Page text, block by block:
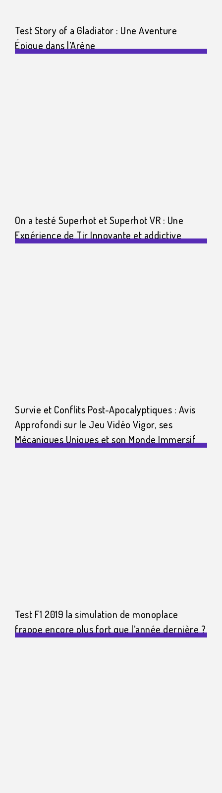
Test Story of a Gladiator : Une Aventure
Épique dans l’Arène
On a testé Superhot et Superhot VR : Une
Expérience de Tir Innovante et addictive
Survie et Conflits Post-Apocalyptiques : Avis
Approfondi sur le Jeu Vidéo Vigor, ses
Mécaniques Uniques et son Monde Immersif
Test F1 2019 la simulation de monoplace
frappe encore plus fort que l’année dernière ?